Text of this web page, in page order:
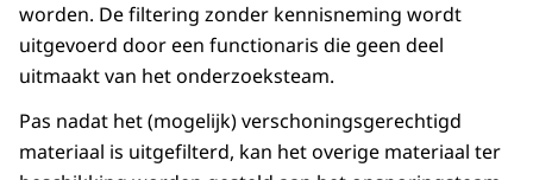
worden. De filtering zonder kennisneming wordt
uitgevoerd door een functionaris die geen deel
uitmaakt van het onderzoeksteam.
Pas nadat het (mogelijk) verschoningsgerechtigd
materiaal is uitgefilterd, kan het overige materiaal ter